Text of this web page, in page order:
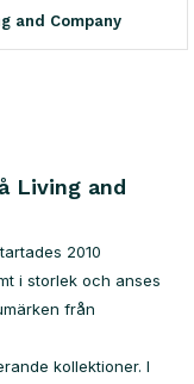
and Company
Living and
2010
i storlek och anses
från
kollektioner. I